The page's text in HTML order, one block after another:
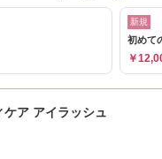
新規
初めて
￥
ア アイラッシュ